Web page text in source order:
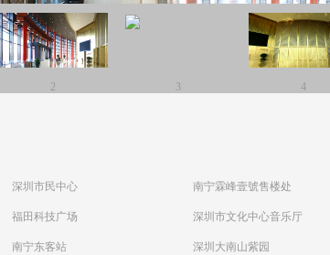
2 3 4
深圳市民中心
福田科技广场
南宁东客站
南宁霖峰壹號售楼处
深圳市文化中心音乐厅
深圳大南山紫园